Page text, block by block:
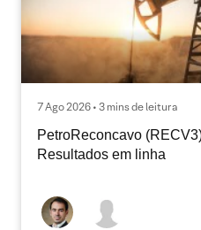
7 Ago 2026 • 3 mins de leitura
PetroReconcavo
Resultados em linha